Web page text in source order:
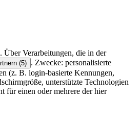
Verarbeitungen, die in der
(5) . Zwecke: personalisierte
(z. B. login-basierte Kennungen,
unterstützte Technologien
für einen oder mehrere der hier